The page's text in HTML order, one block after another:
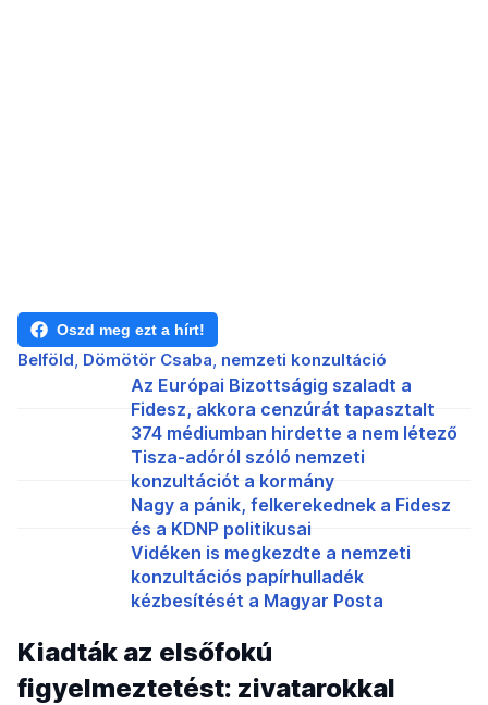
Oszd meg ezt a hírt!
Belföld Dömötör Csaba nemzeti konzultáció
Az Európai Bizottságig szaladt a
Fidesz, akkora cenzúrát tapasztalt
374 médiumban hirdette a nem létező
Tisza-adóról szóló nemzeti
konzultációt a kormány
Nagy a pánik, felkerekednek a Fidesz
és a KDNP politikusai
Vidéken is megkezdte a nemzeti
konzultációs papírhulladék
kézbesítését a Magyar Posta
Kiadták az elsőfokú
figyelmeztetést: zivatarokkal